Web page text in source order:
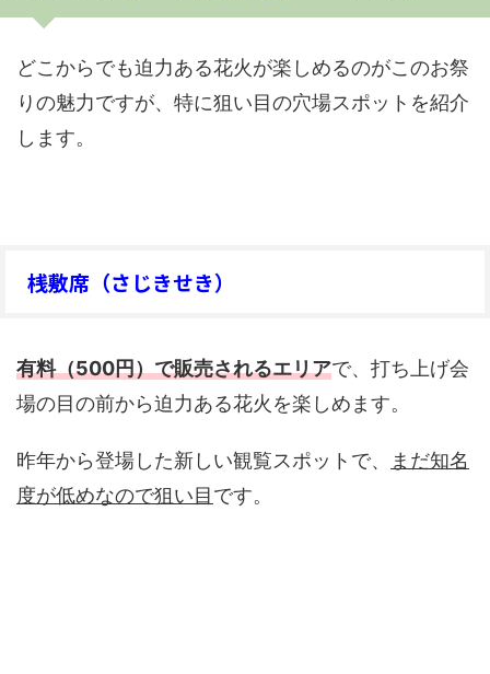
どこからでも迫力ある花火が楽しめるのがこのお祭
りの魅力ですが、特に狙い目の穴場スポットを紹介
します。
桟敷席（さじきせき）
有料（500円）で販売されるエリアで、打ち上げ会
場の目の前から迫力ある花火を楽しめます。
昨年から登場した新しい観覧スポットで、
まだ知名
度が低めなので狙い目です。